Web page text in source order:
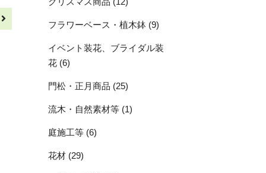
フラワーベース・植木鉢 (9)
イベント装花、ブライダル装
花 (6)
門松・正月商品 (25)
流木・自然素材等 (1)
庭施工等 (6)
花材 (29)